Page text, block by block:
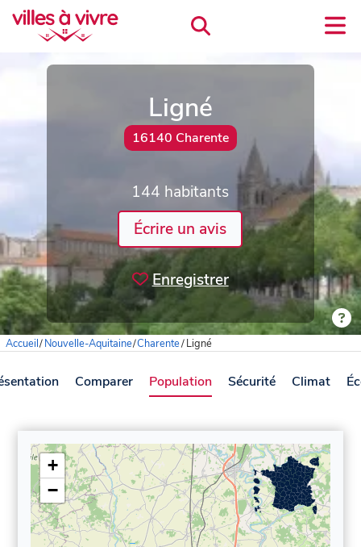
Ligné
16140 Charente
144 habitants
Écrire un avis
Enregistrer
Accueil/Nouvelle-Aquitaine/Charente/Ligné
Comparer Population Sécurité Climat
+
−